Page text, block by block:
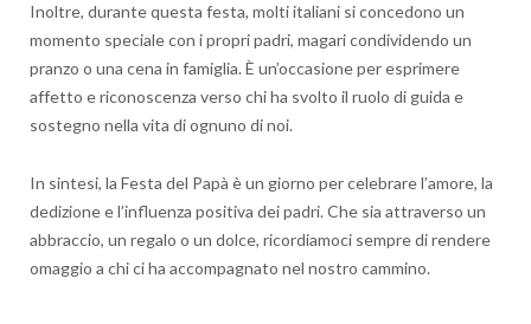
Inoltre, durante questa festa, molti italiani si concedono un
momento speciale con i propri padri, magari condividendo un
pranzo o una cena in famiglia. È un’occasione per esprimere
affetto e riconoscenza verso chi ha svolto il ruolo di guida e
sostegno nella vita di ognuno di noi.
In sintesi, la Festa del Papà è un giorno per celebrare l’amore, la
dedizione e l’influenza positiva dei padri. Che sia attraverso un
abbraccio, un regalo o un dolce, ricordiamoci sempre di rendere
omaggio a chi ci ha accompagnato nel nostro cammino.